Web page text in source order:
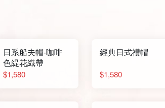
日系船夫帽-咖啡
色緹花織帶
$1,580
經典日式禮帽
$1,580